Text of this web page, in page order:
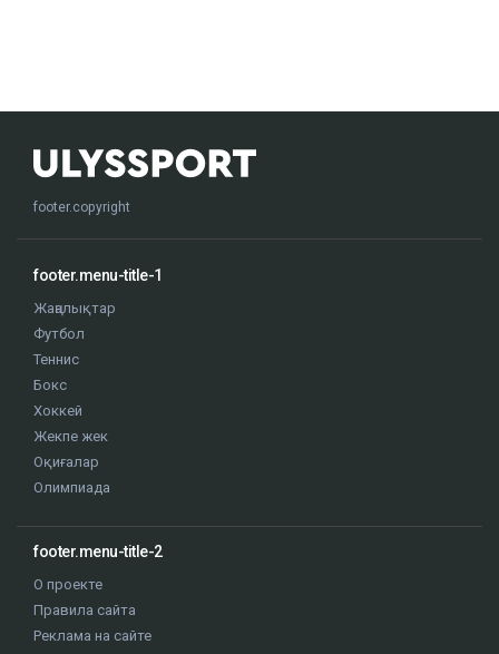
footer.copyright
footer.menu-title-1
Жаңалықтар
Футбол
Теннис
Бокс
Хоккей
Жекпе жек
Оқиғалар
Олимпиада
footer.menu-title-2
О проекте
Правила сайта
Реклама на сайте